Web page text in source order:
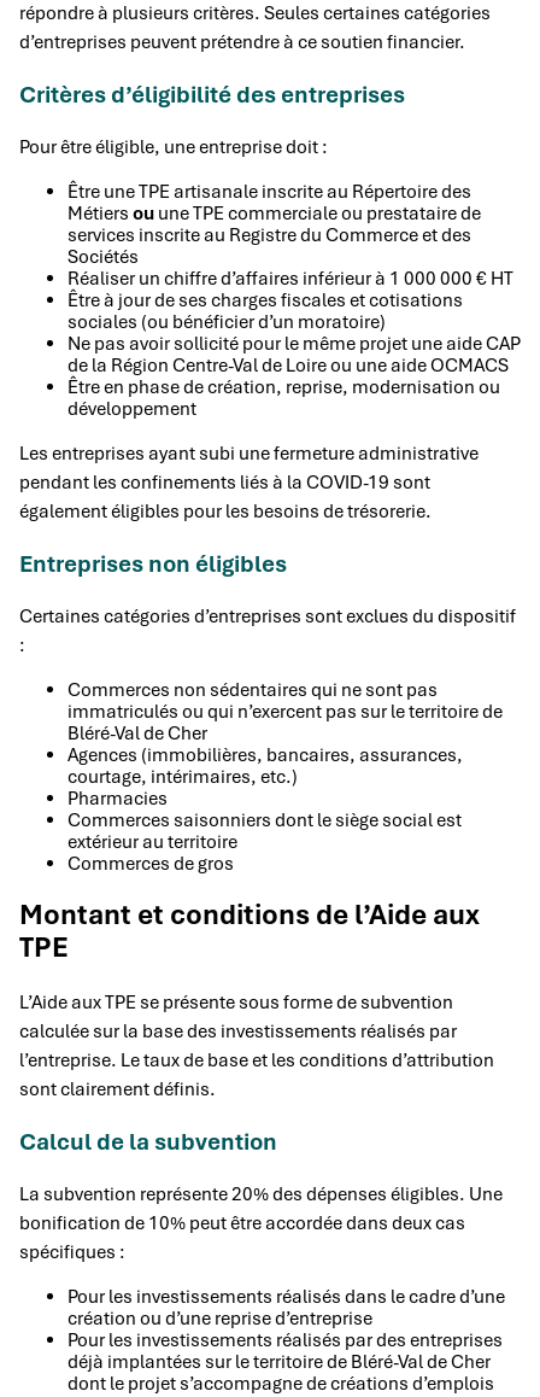
répondre à plusieurs critères. Seules certaines catégories
d’entreprises peuvent prétendre à ce soutien financier.
Critères d’éligibilité des entreprises
Pour être éligible, une entreprise doit :
Être une TPE artisanale inscrite au Répertoire des
Métiers ou une TPE commerciale ou prestataire de
services inscrite au Registre du Commerce et des
Sociétés
Réaliser un chiffre d’affaires inférieur à 1 000 000 € HT
Être à jour de ses charges fiscales et cotisations
sociales (ou bénéficier d’un moratoire)
Ne pas avoir sollicité pour le même projet une aide CAP
de la Région Centre-Val de Loire ou une aide OCMACS
Être en phase de création, reprise, modernisation ou
développement
Les entreprises ayant subi une fermeture administrative
pendant les confinements liés à la COVID-19 sont
également éligibles pour les besoins de trésorerie.
Entreprises non éligibles
Certaines catégories d’entreprises sont exclues du dispositif
:
Commerces non sédentaires qui ne sont pas
immatriculés ou qui n’exercent pas sur le territoire de
Bléré-Val de Cher
Agences (immobilières, bancaires, assurances,
courtage, intérimaires, etc.)
Pharmacies
Commerces saisonniers dont le siège social est
extérieur au territoire
Commerces de gros
Montant et conditions de l’Aide aux
TPE
L’Aide aux TPE se présente sous forme de subvention
calculée sur la base des investissements réalisés par
l’entreprise. Le taux de base et les conditions d’attribution
sont clairement définis.
Calcul de la subvention
La subvention représente 20% des dépenses éligibles. Une
bonification de 10% peut être accordée dans deux cas
spécifiques :
Pour les investissements réalisés dans le cadre d’une
création ou d’une reprise d’entreprise
Pour les investissements réalisés par des entreprises
déjà implantées sur le territoire de Bléré-Val de Cher
dont le projet s’accompagne de créations d’emplois